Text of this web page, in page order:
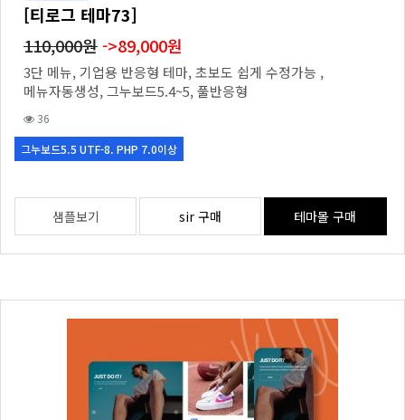
[티로그 테마73]
110,000원->89,000원
3단 메뉴, 기업용 반응형 테마, 초보도 쉽게 수정가능 ,
메뉴자동생성, 그누보드5.4~5, 풀반응형
36
그누보드5.5 UTF-8. PHP 7.0이상
샘플보기 sir 구매 테마몰 구매